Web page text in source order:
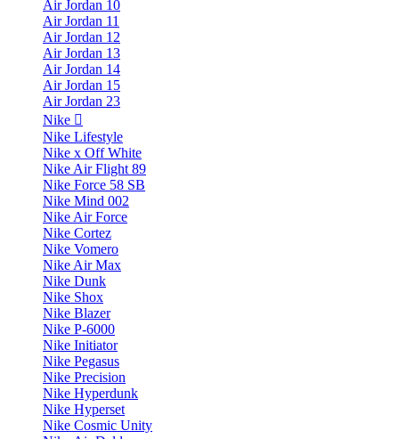
Air Jordan 10
Air Jordan 11
Air Jordan 12
Air Jordan 13
Air Jordan 14
Air Jordan 15
Air Jordan 23
Nike
Nike Lifestyle
Nike x Off White
Nike Air Flight 89
Nike Force 58 SB
Nike Mind 002
Nike Air Force
Nike Cortez
Nike Vomero
Nike Air Max
Nike Dunk
Nike Shox
Nike Blazer
Nike P-6000
Nike Initiator
Nike Pegasus
Nike Precision
Nike Hyperdunk
Nike Hyperset
Nike Cosmic Unity